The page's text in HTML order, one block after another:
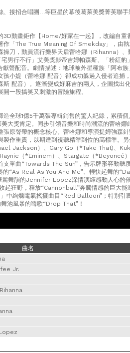
、接招合唱團…等巨星的幕後葛萊美獎菁英聯手
3D動畫鉅作【Home/好家在一起】，改編自童
作「The True Meaning Of Smekday」，由
操刀，動員流行樂界天后蕾哈娜（Rihanna）、
男行不行」艾美獎影帝吉姆帕森斯、「粉紅豹
聲配音。劇情描述：地球被外星種族「阿布族
小媞（蕾哈娜 配音）卻成功躲過入侵者追捕
配音）。逐漸變成好麻吉的兩人，企圖找出
一段搞笑又刺激的冒險旅程。
全球1億5千萬張專輯銷售的驚人紀錄，累積個
大獎肯定。同步引領音樂和時尚潮流的蕾哈娜
原聲帶的概念核心。蕾哈娜和導演提姆強森
製作重責，以期達到視聽精準到位的高標準。
Jackson）、Gary Go（*Take That)、Kuk
（*Eminem）、Stargate（*Beyoncé
支單曲“Towards The Sun”，告示牌形容動聽
的“As Real As You And Me”、輕快起舞的
麗舞韻的Jennifer Lopez深情演繹感動人心的
起狂野，釋放“Cannonball”奔騰情感的巨大能
中絢爛電氣搖擺曲目“Red Balloon”；特別引
池風暴的嗨歌“Drop That”！
曲名
Jr.